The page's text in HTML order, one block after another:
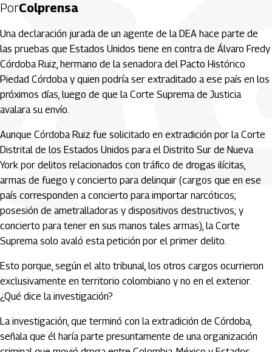
PorColprensa
Una declaración jurada de un agente de la DEA hace parte de
las pruebas que Estados Unidos tiene en contra de Álvaro Fredy
Córdoba Ruiz, hermano de la senadora del Pacto Histórico
Piedad Córdoba y quien podría ser extraditado a ese país en los
próximos días, luego de que la Corte Suprema de Justicia
avalara su envío.
Aunque Córdoba Ruiz fue solicitado en extradición por la Corte
Distrital de los Estados Unidos para el Distrito Sur de Nueva
York por delitos relacionados con tráfico de drogas ilícitas,
armas de fuego y concierto para delinquir (cargos que en ese
país corresponden a concierto para importar narcóticos;
posesión de ametralladoras y dispositivos destructivos; y
concierto para tener en sus manos tales armas), la Corte
Suprema solo avaló esta petición por el primer delito.
Esto porque, según el alto tribunal, los otros cargos ocurrieron
exclusivamente en territorio colombiano y no en el exterior.
¿Qué dice la investigación?
La investigación, que terminó con la extradición de Córdoba,
señala que él haría parte presuntamente de una organización